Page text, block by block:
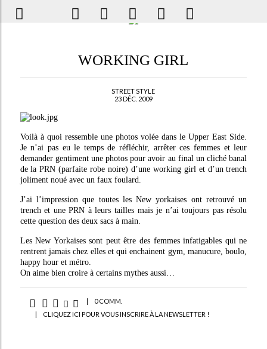
WORKING GIRL
STREET STYLE
23 DÉC. 2009
Voilà à quoi ressemble une photos volée dans le Upper East Side.
Je n’ai pas eu le temps de réfléchir, arrêter ces femmes et leur
demander gentiment une photos pour avoir au final un cliché banal
de la PRN (parfaite robe noire) d’une working girl et d’un trench
joliment noué avec un faux foulard.
J’ai l’impression que toutes les New yorkaises ont retrouvé un
trench et une PRN à leurs tailles mais je n’ai toujours pas résolu
cette question des deux sacs à main.
Les New Yorkaises sont peut être des femmes infatigables qui ne
rentrent jamais chez elles et qui enchainent gym, manucure, boulo,
happy hour et métro.
On aime bien croire à certains mythes aussi…
|
0 COMM.
|
CLIQUEZ ICI POUR VOUS INSCRIRE À LA NEWSLETTER !